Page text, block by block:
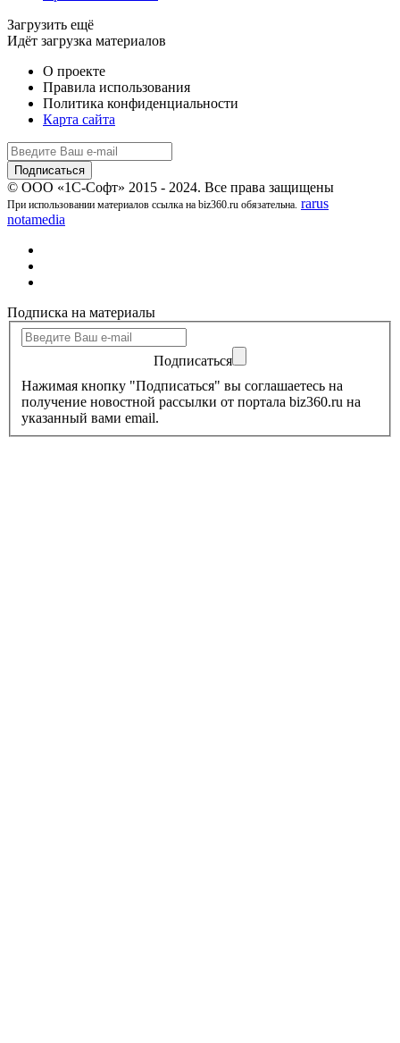
Загрузить ещё
Идёт загрузка материалов
О проекте
Правила использования
Политика конфиденциальности
Карта сайта
© ООО «1С-Софт» 2015 - 2024. Все права защищены
При использовании материалов ссылка на biz360.ru обязательна. rarus
notamedia
Подписка на материалы
Подписаться
Нажимая кнопку "Подписаться" вы соглашаетесь на
получение новостной рассылки от портала biz360.ru на
указанный вами email.